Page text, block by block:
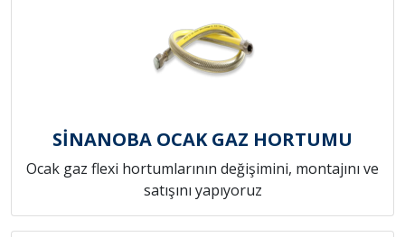
SİNANOBA OCAK GAZ HORTUMU
Ocak gaz flexi hortumlarının değişimini, montajını ve
satışını yapıyoruz